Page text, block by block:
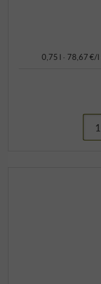
0,75 l · 78,67 €/l